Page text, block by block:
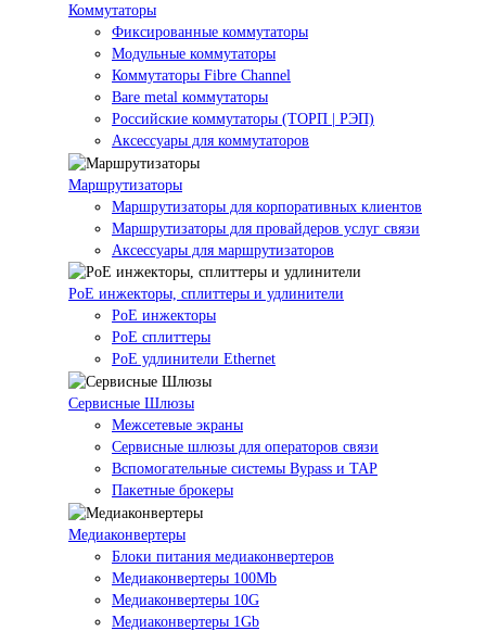
Коммутаторы
Фиксированные коммутаторы
Модульные коммутаторы
Коммутаторы Fibre Channel
Bare metal коммутаторы
Российские коммутаторы (ТОРП | РЭП)
Аксессуары для коммутаторов
Маршрутизаторы
Маршрутизаторы для корпоративных клиентов
Маршрутизаторы для провайдеров услуг связи
Аксессуары для маршрутизаторов
PoE инжекторы, сплиттеры и удлинители
PoE инжекторы
PoE сплиттеры
PoE удлинители Ethernet
Сервисные Шлюзы
Межсетевые экраны
Сервисные шлюзы для операторов связи
Вспомогательные системы Bypass и TAP
Пакетные брокеры
Медиаконвертеры
Блоки питания медиаконвертеров
Медиаконвертеры 100Mb
Медиаконвертеры 10G
Медиаконвертеры 1Gb